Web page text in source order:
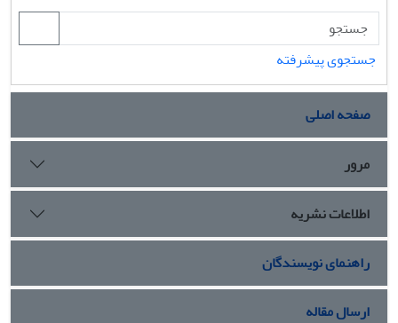
جستجوی پیشرفته
صفحه اصلی
مرور
اطلاعات نشریه
راهنمای نویسندگان
ارسال مقاله